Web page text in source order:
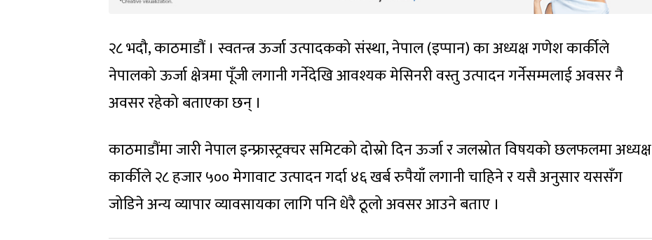
२८ भदौ, काठमाडौं । स्वतन्त्र ऊर्जा उत्पादकको संस्था, नेपाल (इप्पान) का अध्यक्ष गणेश कार्कीले
नेपालको ऊर्जा क्षेत्रमा पूँजी लगानी गर्नेदेखि आवश्यक मेसिनरी वस्तु उत्पादन गर्नेसम्मलाई अवसर नै
अवसर रहेको बताएका छन् ।
काठमाडौंमा जारी नेपाल इन्फ्रास्ट्रक्चर समिटको दोस्रो दिन ऊर्जा र जलस्रोत विषयको छलफलमा अध्यक्ष
कार्कीले २८ हजार ५०० मेगावाट उत्पादन गर्दा ४६ खर्ब रुपैयाँ लगानी चाहिने र यसै अनुसार यससँग
जोडिने अन्य व्यापार व्यावसायका लागि पनि धेरै ठूलो अवसर आउने बताए ।